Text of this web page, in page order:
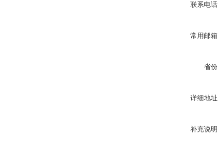
联系电
常用邮
省
详细地
补充说